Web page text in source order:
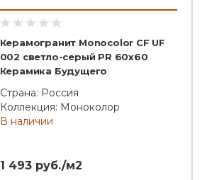
Керамогранит Monocolor CF UF
002 светло-серый PR 60x60
Керамика Будущего
Страна: Россия
Коллекция: Моноколор
В наличии
1 493 руб./м2